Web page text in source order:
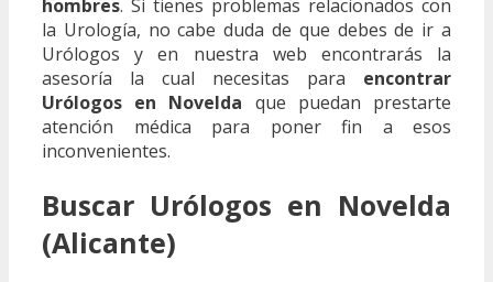
hombres. Si tienes problemas relacionados con
la Urología, no cabe duda de que debes de ir a
Urólogos y en nuestra web encontrarás la
asesoría la cual necesitas para encontrar
Urólogos en Novelda que puedan prestarte
atención médica para poner fin a esos
inconvenientes.
Buscar Urólogos en Novelda
(Alicante)